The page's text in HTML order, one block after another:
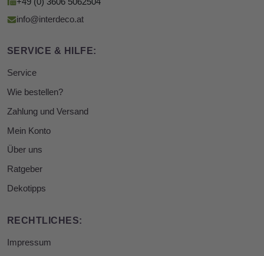
info@interdeco.at
SERVICE & HILFE:
Service
Wie bestellen?
Zahlung und Versand
Mein Konto
Über uns
Ratgeber
Dekotipps
RECHTLICHES:
Impressum